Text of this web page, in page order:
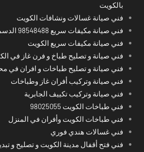
بالكويت
فني صيانة غسالات ونشافات الكويت
فني صيانة مكيفات سريع 98548488 الدسمة
فني صيانة مكيفات سريع الكويت
فني صيانة و تصليح طباخ و فرن غاز في
فني صيانة و تصليح طباخات و افران في
فني صيانة وتركيب أفران غاز وطباخات
فني صيانة وتركيب تكييف الجابرية
فني طباخات الكويت 98025055
فني طباخات الكويت وأفران في المنزل
فني غسالات هندي فوري
فني فتح أقفال مدينة الكويت و تصليح و